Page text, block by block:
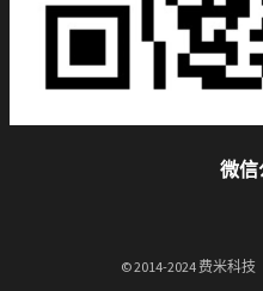
微信
© 2014-2024 费米科技